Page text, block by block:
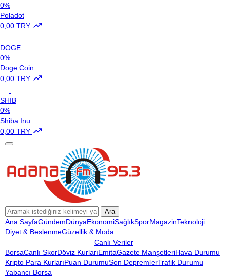
0%
Poladot
0,00 TRY
DOGE
0%
Doge Coin
0,00 TRY
SHIB
0%
Shiba Inu
0,00 TRY
Ara
Ana SayfaGündemDünyaEkonomiSağlıkSporMagazinTeknoloji
Diyet & BeslenmeGüzellik & Moda
Canlı Veriler
BorsaCanlı SkorDöviz KurlarıEmitaGazete ManşetleriHava Durumu
Kripto Para KurlarıPuan DurumuSon DepremlerTrafik Durumu
Yabancı Borsa